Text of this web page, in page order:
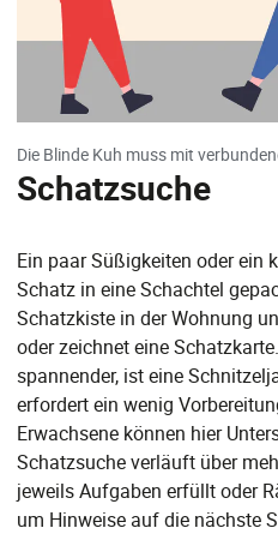
Die Blinde Kuh muss mit
Schatzsuche
Ein paar Süßigkeiten oder ein
Schatz in eine Schachtel
Schatzkiste in der Wohnung
oder zeichnet eine
spannender, ist eine
erfordert ein wenig
Erwachsene können hier
Schatzsuche verläuft über
jeweils Aufgaben erfüllt oder
um Hinweise auf die nächste